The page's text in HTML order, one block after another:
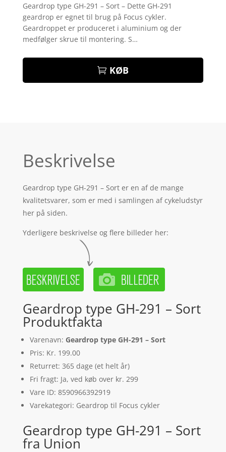
ud af 5
baseret
på
kundebedø
mmelser
Geardrop type GH-291 – Sort – Dette GH-291
geardrop er egnet til brug på Focus cykler.
Geardroppet er produceret i aluminium og der
medfølger skrue til montering. S…
KØB
Beskrivelse
Geardrop type GH-291 – Sort er en af de mange
kvalitetsvarer, som er med i samlingen af cykeludstyr
her på siden.
Yderligere beskrivelse og flere billeder her:
Geardrop type GH-291 – Sort
Produktfakta
Varenavn: Geardrop type GH-291 – Sort
Pris: Kr. 199.00
Returret: 365 dage (et helt år)
Fri fragt: Ja, ved køb over kr. 299
Vare ID: 8590966392919
Varekategori: Geardrop til Focus cykler
Geardrop type GH-291 – Sort
fra Union